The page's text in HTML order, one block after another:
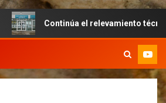
Continúa el relevamiento técnico en